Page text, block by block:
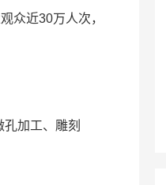
众近30万人次，
加工、雕刻